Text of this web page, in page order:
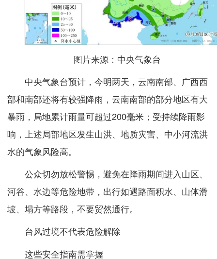
图片来源：中央气象台
中央气象台预计，今明两天，云南南部、广西西
部和南部还将有较强降雨，云南南部的部分地区有大
暴雨，局地累计雨量可超过200毫米；受持续降雨影
响，上述局部地区发生山洪、地质灾害、中小河流洪
水的气象风险高。
公众切勿放松警惕，避免在降雨期间进入山区、
河谷、水边等危险地带，出行如遇路面积水、山体滑
坡、塌方等路段，不要贸然通行。
台风过境不代表危险解除
这些安全指南需掌握